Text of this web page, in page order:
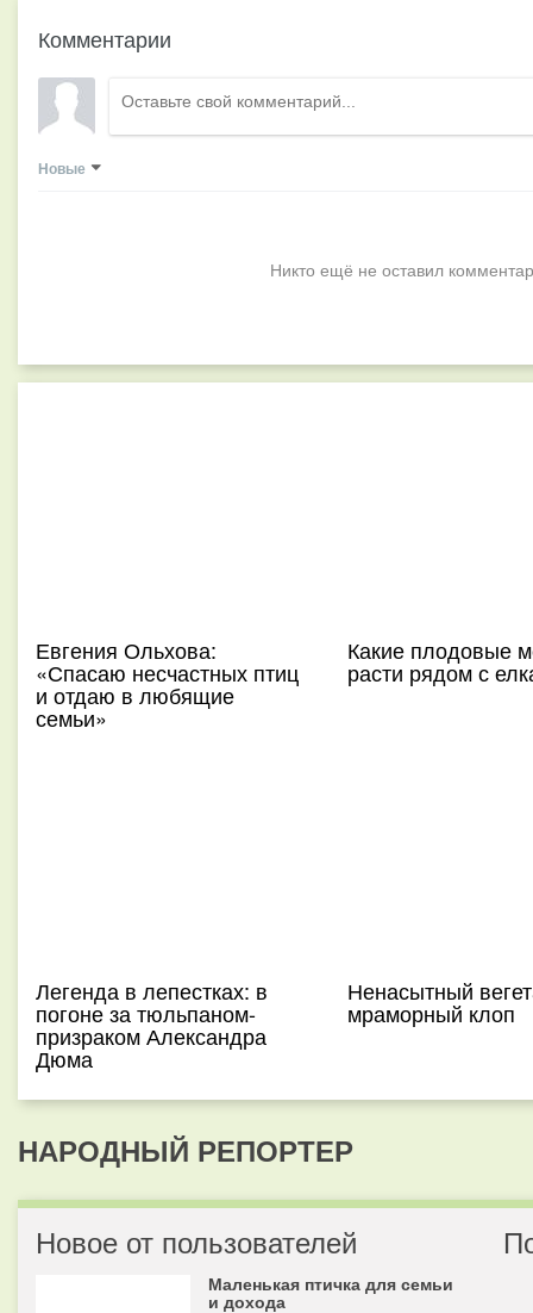
Комментарии
Новые
Никто ещё не оставил
Евгения Ольхова:
«Спасаю несчастных птиц
и отдаю в любящие
семьи»
Какие плодовые
расти рядом с
Легенда в лепестках: в
погоне за тюльпаном-
призраком Александра
Дюма
Ненасытный
мраморный клоп
НАРОДНЫЙ РЕПОРТЕР
Новое от пользователей
Маленькая птичка для семьи
и дохода